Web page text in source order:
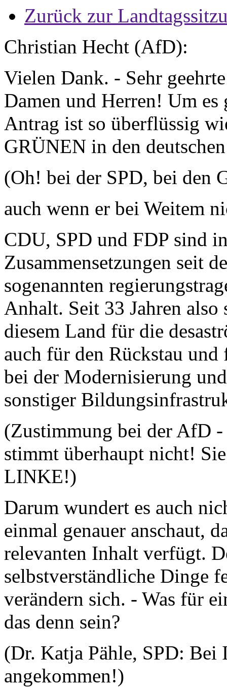
Zurück zur
Christian Hecht (AfD):
Vielen Dank. - Sehr
Damen und Herren! Um
Antrag ist so überflüssig
GRÜNEN in den
(Oh! bei der SPD, bei den
auch wenn er bei Weitem
CDU, SPD und FDP sind
Zusammensetzungen seit
sogenannten
Anhalt. Seit 33 Jahren
diesem Land für die
auch für den Rückstau
bei der Modernisierung
sonstiger
(Zustimmung bei der AfD
stimmt überhaupt nicht!
LINKE!)
Darum wundert es auch
einmal genauer anschaut,
relevanten Inhalt verfügt.
selbstverständliche Dinge
verändern sich. - Was für
das denn sein?
(Dr. Katja Pähle, SPD: Bei
angekommen!)